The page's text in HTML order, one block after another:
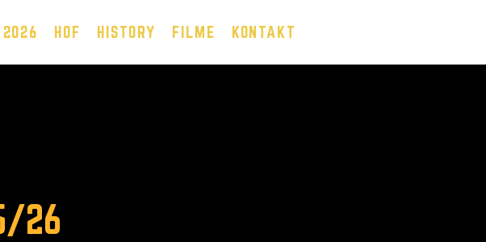
2026 HOF HISTORY FILME KONTAKT
26